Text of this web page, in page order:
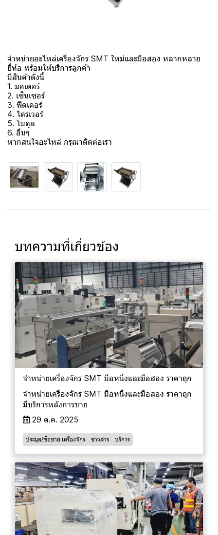
จำหน่ายอะไหล่เครื่องจักร SMT ใหม่และมือสอง หลากหลาย
ยี่ห้อ พร้อมให้บริการลูกค้า
มีสินค้าดังนี้
1. มอเตอร์
2. เซ็นเซอร์
3. ฟีดเดอร์
4. ไดรเวอร์
5. โมดูล
6. อื่นๆ
หากสนใจอะไหล่ กรุณาติดต่อเรา
บทความที่เกี่ยวข้อง
จำหน่ายเครื่องจักร SMT มือหนึ่งและมือสอง ราคาถูก
จำหน่ายเครื่องจักร SMT มือหนึ่งและมือสอง ราคาถูก
มีบริการหลังการขาย
29 ต.ค. 2025
ประมูล/ซื้อขาย เครื่องจักร ข่าวสาร บริการ